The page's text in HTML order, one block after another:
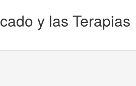
y las Terapias